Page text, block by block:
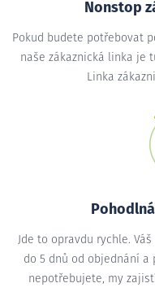
Nonstop
Pokud budete potřebovat
naše zákaznická linka je
Linka
Jde to opravdu rychle.
do 5 dnů od objednání a
nepotřebujete, my